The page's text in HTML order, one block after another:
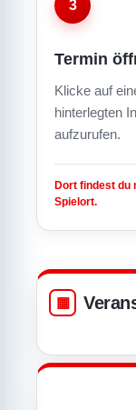
3
Termin
Klicke auf
hinterlegten
aufzurufen.
Dort findest du
Spielort.